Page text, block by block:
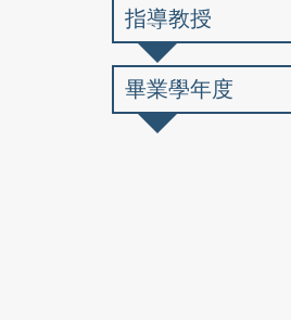
指導教授
畢業學年度